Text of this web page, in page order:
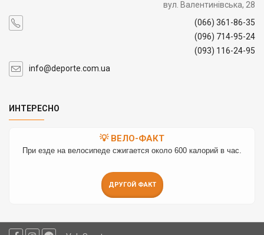
вул. Валентинівська, 28
(066) 361-86-35
(096) 714-95-24
(093) 116-24-95
info@deporte.com.ua
ИНТЕРЕСНО
💡 ВЕЛО-ФАКТ
При езде на велосипеде сжигается около 600 калорий в час.
ДРУГОЙ ФАКТ